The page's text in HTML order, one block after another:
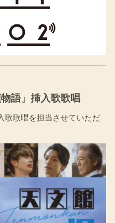
語」挿入歌歌唱
歌歌唱を担当させていただ